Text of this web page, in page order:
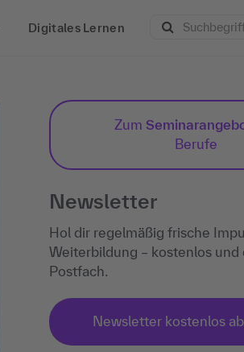
Digitales Lernen
Zum
Berufe
Newsletter
Hol dir regelmäßig frische
Weiterbildung – kostenlos und
Postfach.
Newsletter kostenlos